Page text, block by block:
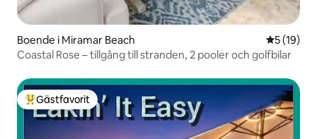
Boende i Miramar Beach 5 av 5 i
5 (19)
Coastal Rose – tillgång till stranden, 2 pooler och golfbilar
Populär gästfavorit
Gästfavorit